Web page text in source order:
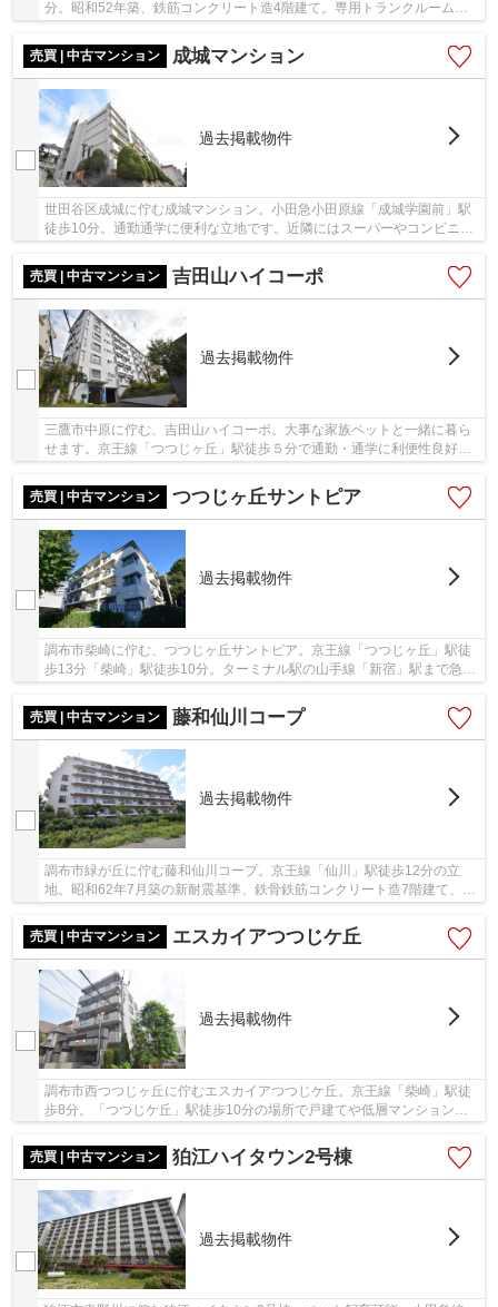
分。昭和52年築、鉄筋コンクリート造4階建て。専用トランクルームや
売買 | 中古マンション
成城マンション
過去掲載物件
世田谷区成城に佇む成城マンション。小田急小田原線「成城学園前」駅
徒歩10分。通勤通学に便利な立地です。近隣にはスーパーやコンビニ、
売買 | 中古マンション
吉田山ハイコーポ
過去掲載物件
三鷹市中原に佇む、吉田山ハイコーポ。大事な家族ペットと一緒に暮ら
せます。京王線「つつじヶ丘」駅徒歩５分で通勤・通学に利便性良好な
売買 | 中古マンション
つつじヶ丘サントピア
過去掲載物件
調布市柴崎に佇む、つつじヶ丘サントピア。京王線「つつじヶ丘」駅徒
歩13分「柴崎」駅徒歩10分。ターミナル駅の山手線「新宿」駅まで急行
売買 | 中古マンション
藤和仙川コープ
過去掲載物件
調布市緑が丘に佇む藤和仙川コープ。京王線「仙川」駅徒歩12分の立
地。昭和62年7月築の新耐震基準、鉄骨鉄筋コンクリート造7階建て、総
戸数63戸のマンションです。ペットと一緒に暮ら...
売買 | 中古マンション
エスカイアつつじケ丘
過去掲載物件
調布市西つつじヶ丘に佇むエスカイアつつじケ丘。京王線「柴崎」駅徒
歩8分。「つつじケ丘」駅徒歩10分の場所で戸建てや低層マンションが
売買 | 中古マンション
狛江ハイタウン2号棟
過去掲載物件